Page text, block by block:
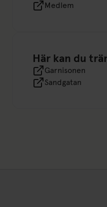
Medlem
Här kan du
Garnisonen
Sandgatan